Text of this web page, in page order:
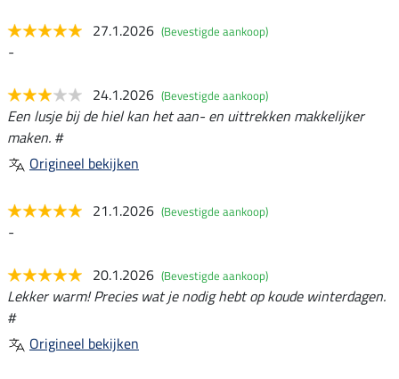
27.1.2026 (Bevestigde aankoop)
-
24.1.2026 (Bevestigde aankoop)
Een lusje bij de hiel kan het aan- en uittrekken makkelijker
maken. #
Origineel bekijken
21.1.2026 (Bevestigde aankoop)
-
20.1.2026 (Bevestigde aankoop)
Lekker warm! Precies wat je nodig hebt op koude winterdagen.
#
Origineel bekijken